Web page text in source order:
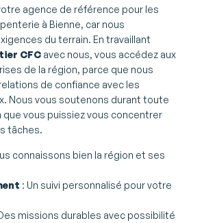
agence de référence pour les
à Bienne, car nous
du terrain. En travaillant
CFC avec nous, vous accédez aux
de la région, parce que nous
de confiance avec les
Nous vous soutenons durant toute
que vous puissiez vous concentrer
tâches.
connaissons bien la région et ses
: Un suivi personnalisé pour votre
missions durables avec possibilité